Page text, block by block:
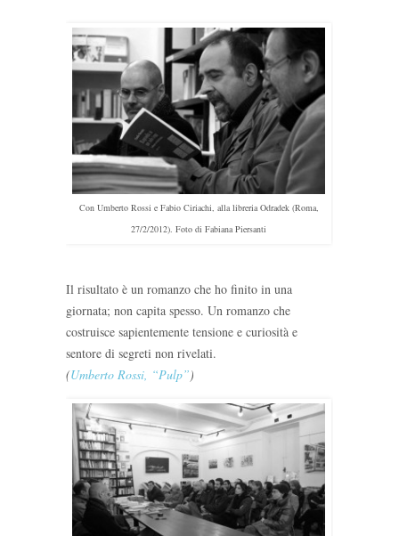
Con Umberto Rossi e Fabio Ciriachi, alla libreria Odradek (Roma,
27/2/2012). Foto di Fabiana Piersanti
Il risultato è un romanzo che ho finito in una
giornata; non capita spesso. Un romanzo che
costruisce sapientemente tensione e curiosità e
sentore di segreti non rivelati.
(Umberto Rossi, “Pulp”)